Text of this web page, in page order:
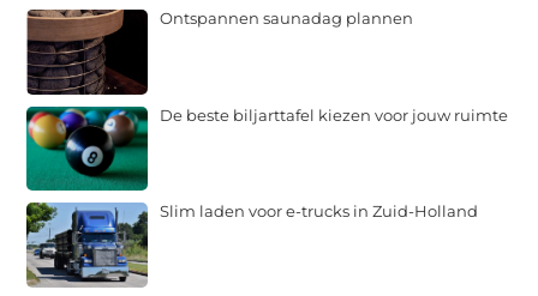
Ontspannen saunadag plannen
De beste biljarttafel kiezen voor jouw ruimte
Slim laden voor e-trucks in Zuid-Holland